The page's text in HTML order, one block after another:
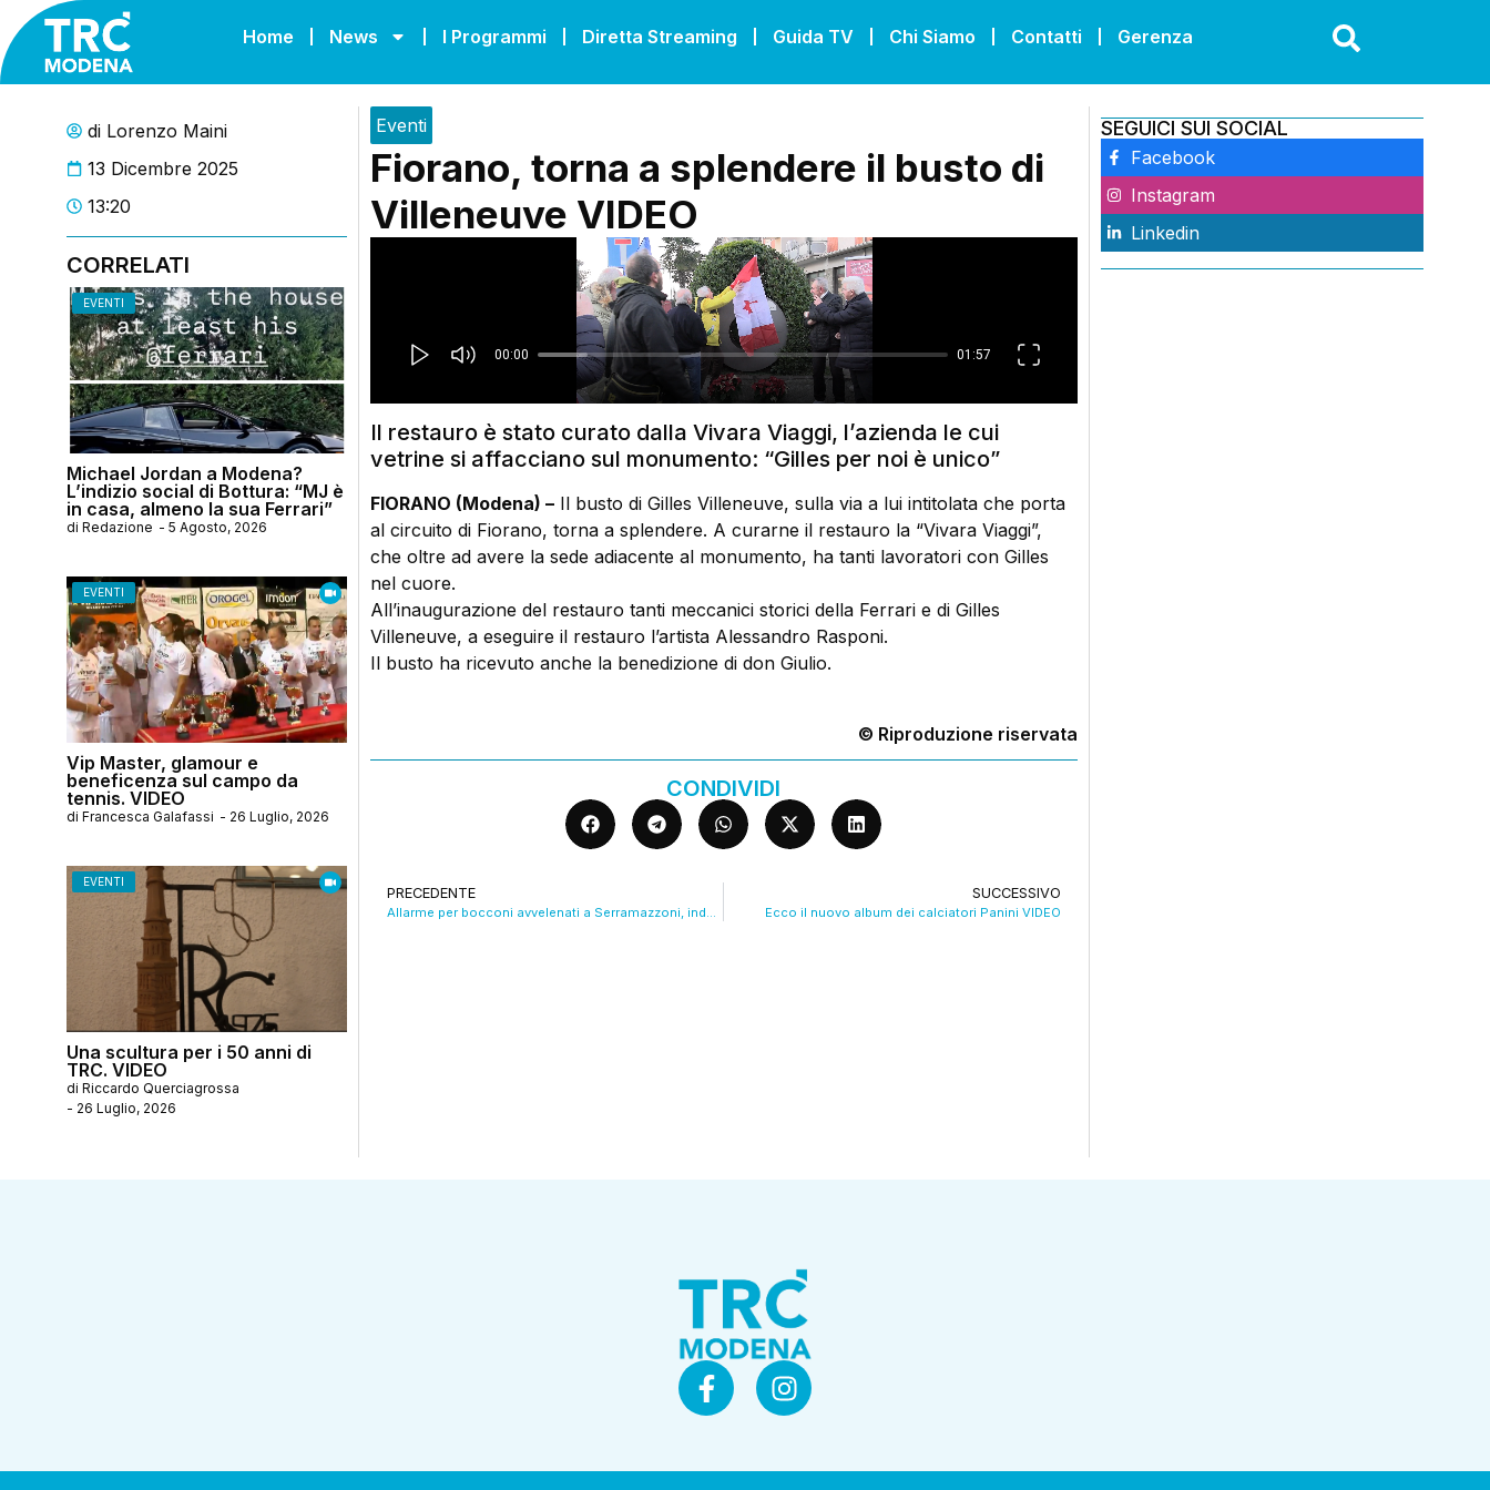
Home News I Programmi Diretta Streaming Guida TV Chi Siamo Contatti Gerenza
di Lorenzo Maini
13 Dicembre 2025
13:20
CORRELATI
EVENTI
Michael Jordan a Modena?
L’indizio social di Bottura: “MJ è
in casa, almeno la sua Ferrari”
di Redazione - 5 Agosto, 2026
EVENTI
Vip Master, glamour e
beneficenza sul campo da
tennis. VIDEO
di Francesca Galafassi - 26 Luglio, 2026
EVENTI
Una scultura per i 50 anni di
TRC. VIDEO
di Riccardo Querciagrossa
- 26 Luglio, 2026
Eventi
Fiorano, torna a splendere il busto di
Villeneuve VIDEO
Il restauro è stato curato dalla Vivara Viaggi, l’azienda le cui
vetrine si affacciano sul monumento: “Gilles per noi è unico”
FIORANO (Modena) –Il busto di Gilles Villeneuve, sulla via a lui intitolata che porta
al circuito di Fiorano, torna a splendere. A curarne il restauro la “Vivara Viaggi”,
che oltre ad avere la sede adiacente al monumento, ha tanti lavoratori con Gilles
nel cuore.
All’inaugurazione del restauro tanti meccanici storici della Ferrari e di Gilles
Villeneuve, a eseguire il restauro l’artista Alessandro Rasponi.
Il busto ha ricevuto anche la benedizione di don Giulio.
© Riproduzione riservata
CONDIVIDI
PRECEDENTE
Allarme per bocconi avvelenati a Serramazzoni, indagini dei Carabinieri
SUCCESSIVO
Ecco il nuovo album dei calciatori Panini VIDEO
SEGUICI SUI SOCIAL
Facebook
Instagram
Linkedin